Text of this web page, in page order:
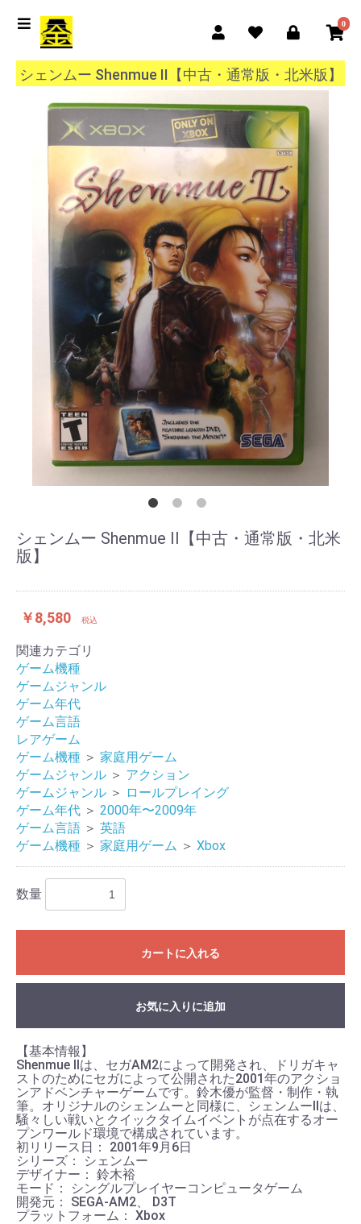
0
シェンムー Shenmue II【中古・通常版・北米版】
シェンムー Shenmue II【中古・通常版・北米
版】
￥8,580 税込
関連カテゴリ
ゲーム機種
ゲームジャンル
ゲーム年代
ゲーム言語
レアゲーム
ゲーム機種 ＞ 家庭用ゲーム
ゲームジャンル ＞ アクション
ゲームジャンル ＞ ロールプレイング
ゲーム年代 ＞ 2000年〜2009年
ゲーム言語 ＞ 英語
ゲーム機種 ＞ 家庭用ゲーム ＞ Xbox
数量
カートに入れる
お買い物を続ける カートへ進む
お気に入りに追加
【基本情報】
Shenmue IIは、セガAM2によって開発され、ドリガキャ
ストのためにセガによって公開された2001年のアクショ
ンアドベンチャーゲームです。鈴木優が監督・制作・執
筆。オリジナルのシェンムーと同様に、シェンムーIIは、
騒々しい戦いとクイックタイムイベントが点在するオー
プンワールド環境で構成されています。
初リリース日： 2001年9月6日
シリーズ： シェンムー
デザイナー： 鈴木裕
モード： シングルプレイヤーコンピュータゲーム
開発元： SEGA-AM2、 D3T
プラットフォーム： Xbox